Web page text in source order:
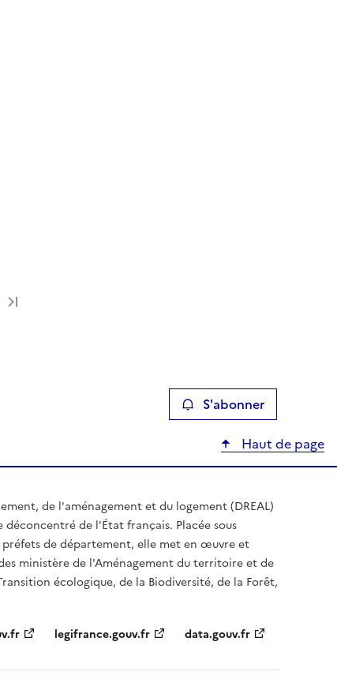
S'abonner
Haut de page
de l'aménagement et du logement (DREAL)
déconcentré de l'État français. Placée sous
de département, elle met en œuvre et
ministère de l'Aménagement du territoire et de
écologique, de la Biodiversité, de la Forêt,
legifrance.gouv.fr data.gouv.fr